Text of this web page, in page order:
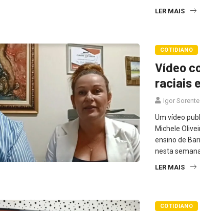
LER MAIS
COTIDIANO
Vídeo
raciais
Igor Sorente
Um vídeo
Michele
ensino de
nesta
LER MAIS
COTIDIANO